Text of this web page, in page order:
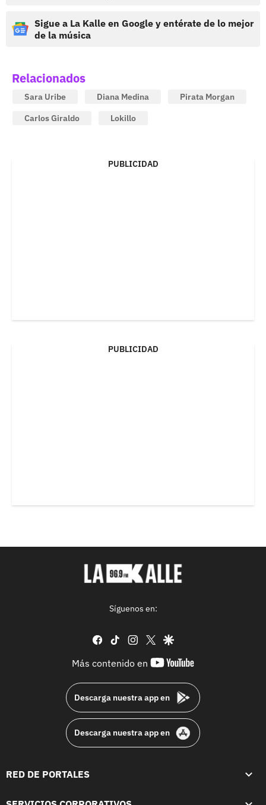
Sigue a La Kalle en Google y entérate de lo mejor
de la música
Relacionados
Sara Uribe Diana Medina
Pirata Morgan
Carlos Giraldo
Lokillo
PUBLICIDAD
PUBLICIDAD
Síguenos en:
facebook
tiktok instagram
twittergoogle
Más contenido en
youtube-
Descarga nuestra app en
Descarga nuestra app en
RED DE PORTALES